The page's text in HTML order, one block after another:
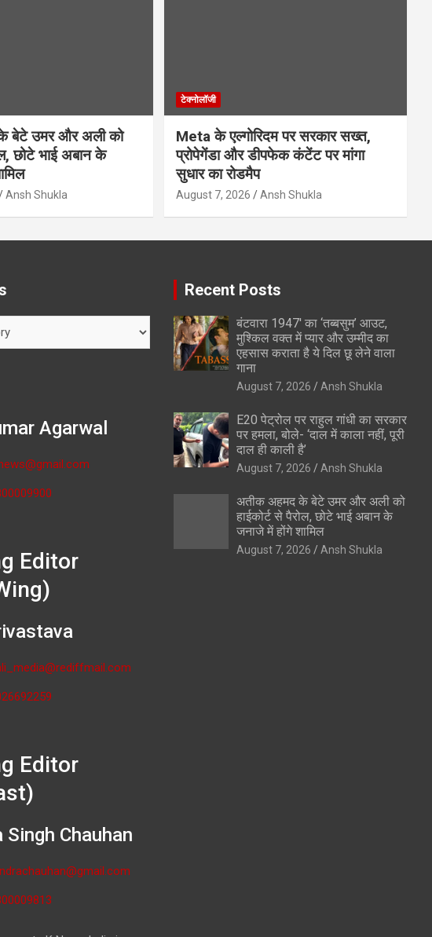
बेटे उमर और अली को
छोटे भाई अबान के
Ansh Shukla
टेक्नोलॉजी
Meta के एल्गोरिदम पर सरकार सख्त,
प्रोपेगेंडा और डीपफेक कंटेंट पर मांगा
सुधार का रोडमैप
August 7, 2026 Ansh Shukla
Agarwal
Editor
Editor
Singh Chauhan
Recent Posts
बंटवारा 1947′ का ‘तब्बसुम’ आउट,
मुश्किल वक्त में प्यार और उम्मीद का
एहसास कराता है ये दिल छू लेने वाला
गाना
August 7, 2026 Ansh Shukla
E20 पेट्रोल पर राहुल गांधी का सरकार
पर हमला, बोले- ‘दाल में काला नहीं, पूरी
दाल ही काली है’
August 7, 2026 Ansh Shukla
अतीक अहमद के बेटे उमर और अली को
हाईकोर्ट से पैरोल, छोटे भाई अबान के
जनाजे में होंगे शामिल
August 7, 2026 Ansh Shukla